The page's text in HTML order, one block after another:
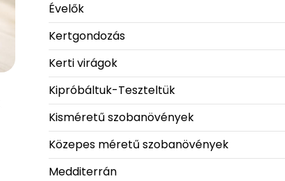
Évelők
Kertgondozás
Kerti virágok
Kipróbáltuk-Teszteltük
Kisméretű szobanövények
Közepes méretű szobanövények
Medditerrán